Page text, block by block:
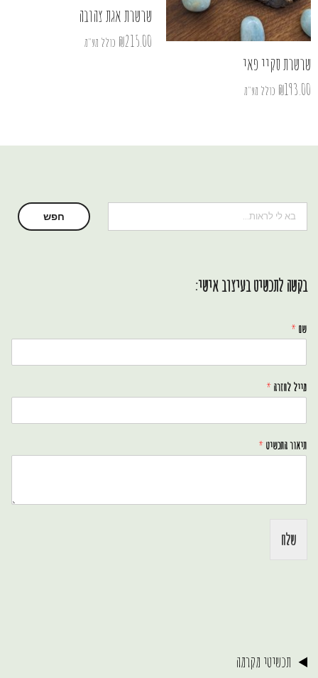
שרשרת סקיי פאי
₪193.00 כולל מע"מ
שרשרת אגת צהובה
₪215.00 כולל מע"מ
חיפוש חפש
בקשה לתכשיט בעיצוב אישי:
שם *
מייל לחזרה *
תיאור התכשיט *
שלח
תכשיטי מקרמה